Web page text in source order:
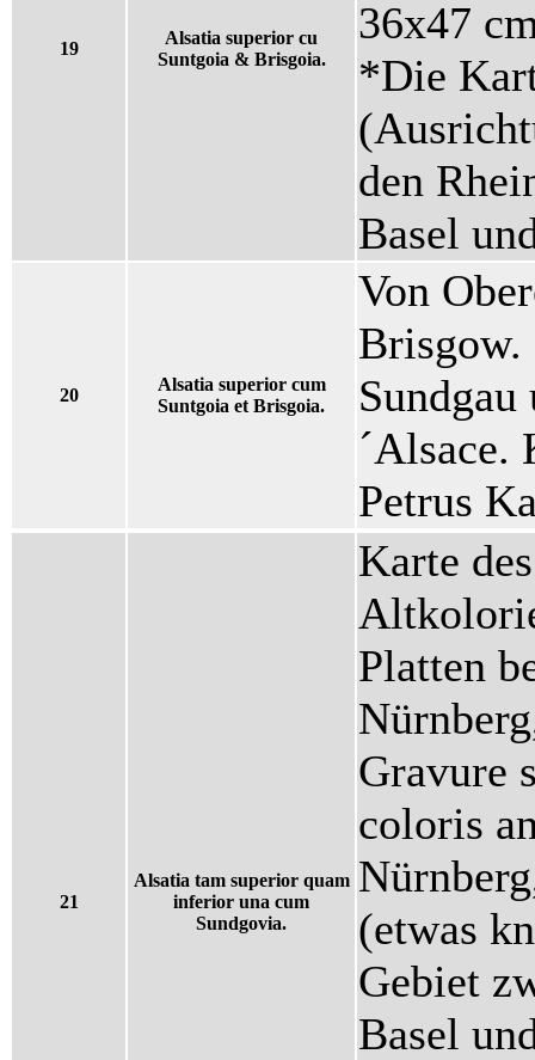
19
Alsatia superior cu
Suntgoia & Brisgoia.
36x47
*Die
den
Basel
20
Alsatia superior cum
Suntgoia et Brisgoia.
Von
Brisgow.
Petrus
21
Alsatia tam superior quam
inferior una cum
Sundgovia.
Karte
Platten
Gravure
coloris
(etwas
Gebiet
Basel